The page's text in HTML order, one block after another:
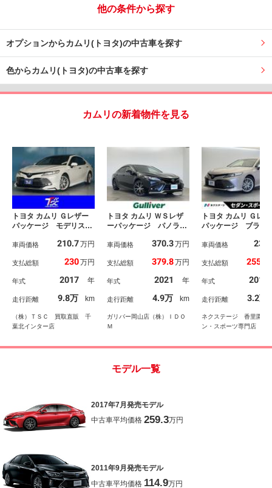
他の条件から探す
オプションからカムリ(トヨタ)の中古車を探す
色からカムリ(トヨタ)の中古車を探す
カムリの新着物件を見る
トヨタ カムリ Ｇレザー
パッケージ モデリスタ
サイドエアロ新品）／Ｏ
／ＴＳＳ／純正メーカー
ックカメラ／レーダーク
ルーズ／レーンキープア
シスト／オートマチック
ハイビーム／
車両価格 210.7万円
支払総額 230万円
年式 2017 年
走行距離 9.8万 km
（株）ＴＳＣ 買取直販 千
葉北インター店
トヨタ カムリ ＷＳレザ
ーパッケージ パノラマ
ナビ 全方位カメラ レ
ＥＴＣ ＬＥＤヘッドラ
コントロール プリクラ
ッシュセーフティ ブラ
インドスポットモニター
車両価格 370.3万円
支払総額 379.8万円
年式 2021 年
走行距離 4.9万 km
ガリバー岡山店（株）ＩＤＯ
Ｍ
トヨタ カムリ Ｇレ
パッケージ ブライ
アランスソナー 純
ー バックカメラ
レーダークルーズコ
ロール ＬＥＤヘッ
イト 純正１８イン
ルミホイール
車両価格 238
支払総額 255.8
年式 2017
走行距離 3.2万
ネクステージ 香里園セ
ン・スポーツ専門店
モデル一覧
2017年7月発売モデル
中古車平均価格 259.3万円
2011年9月発売モデル
中古車平均価格 114.9万円